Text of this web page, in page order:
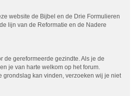
website de Bijbel en de Drie Formulieren
lijn van de Reformatie en de Nadere
de gereformeerde gezindte. Als je de
je van harte welkom op het forum.
grondslag kan vinden, verzoeken wij je niet